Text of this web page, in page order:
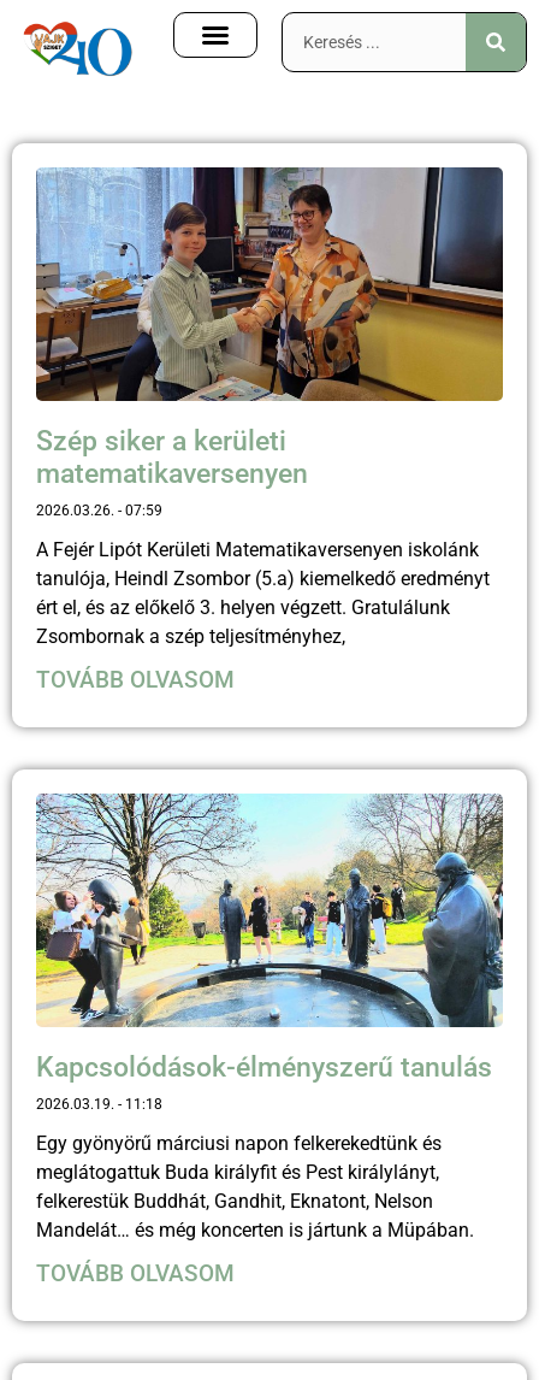
Szép siker a kerületi
matematikaversenyen
2026.03.26. 07:59
A Fejér Lipót Kerületi Matematikaversenyen iskolánk
tanulója, Heindl Zsombor (5.a) kiemelkedő eredményt
ért el, és az előkelő 3. helyen végzett. Gratulálunk
Zsombornak a szép teljesítményhez,
TOVÁBB OLVASOM
Kapcsolódások-élményszerű tanulás
2026.03.19. 11:18
Egy gyönyörű márciusi napon felkerekedtünk és
meglátogattuk Buda királyfit és Pest királylányt,
felkerestük Buddhát, Gandhit, Eknatont, Nelson
Mandelát… és még koncerten is jártunk a Müpában.
TOVÁBB OLVASOM